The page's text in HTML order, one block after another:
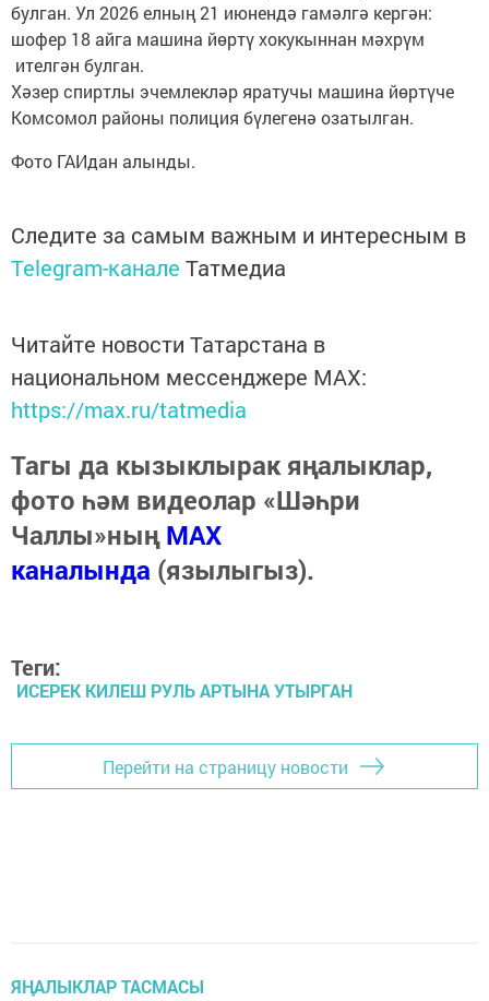
булган. Ул 2026 елның 21 июнендә гамәлгә кергән:
шофер 18 айга машина йөртү хокукыннан мәхрүм
ителгән булган.
Хәзер спиртлы эчемлекләр яратучы машина йөртүче
Комсомол районы полиция бүлегенә озатылган.
Фото ГАИдан алынды.
Следите за самым важным и интересным в
Telegram-канале Татмедиа
Читайте новости Татарстана в
национальном мессенджере MАХ:
https://max.ru/tatmedia
Тагы да кызыклырак яңалыклар,
фото һәм видеолар «Шәһри
Чаллы»ныңMAX
каналында (язылыгыз).
Теги:
ИСЕРЕК КИЛЕШ РУЛЬ АРТЫНА УТЫРГАН
Перейти на страницу новости
ЯҢАЛЫКЛАР ТАСМАСЫ